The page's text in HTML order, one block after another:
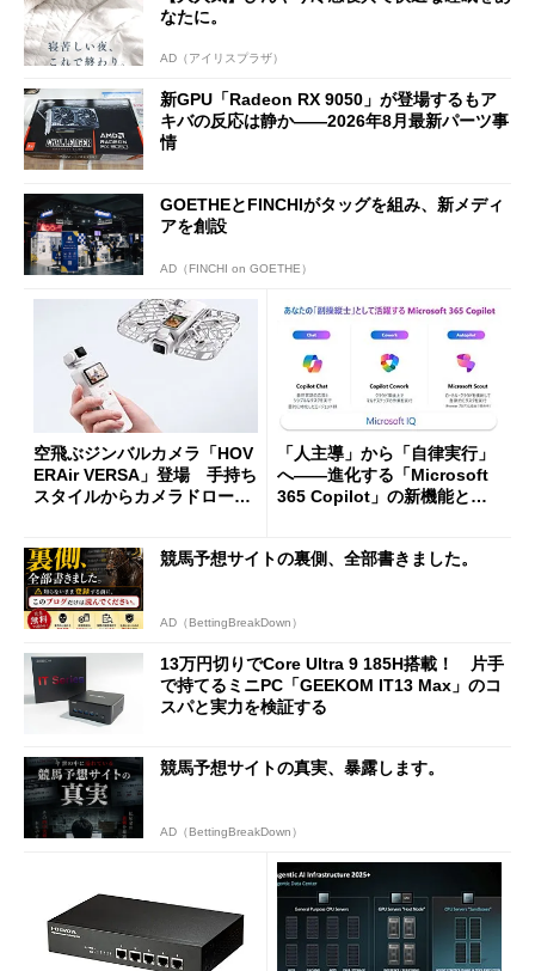
なたに。
AD（アイリスプラザ）
新GPU「Radeon RX 9050」が登場するもア
キバの反応は静か――2026年8月最新パーツ事
情
GOETHEとFINCHIがタッグを組み、新メディ
アを創設
AD（FINCHI on GOETHE）
空飛ぶジンバルカメラ「HOV
ERAir VERSA」登場 手持ち
スタイルからカメラドローン
「人主導」から「自律実行」
へ――進化する「Microsoft
365 Copilot」の新機能とエ
競馬予想サイトの裏側、全部書きました。
AD（BettingBreakDown）
13万円切りでCore Ultra 9 185H搭載！ 片手
で持てるミニPC「GEEKOM IT13 Max」のコ
スパと実力を検証する
競馬予想サイトの真実、暴露します。
AD（BettingBreakDown）